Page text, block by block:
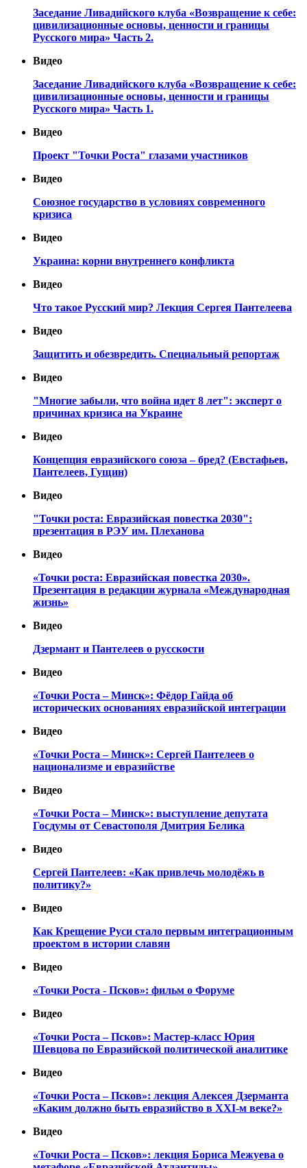
Заседание Ливадийского клуба «Возвращение к себе:
цивилизационные основы, ценности и границы
Русского мира» Часть 2.
Видео
Заседание Ливадийского клуба «Возвращение к себе:
цивилизационные основы, ценности и границы
Русского мира» Часть 1.
Видео
Проект "Точки Роста" глазами участников
Видео
Союзное государство в условиях современного
кризиса
Видео
Украина: корни внутреннего конфликта
Видео
Что такое Русский мир? Лекция Сергея Пантелеева
Видео
Защитить и обезвредить. Специальный репортаж
Видео
"Многие забыли, что война идет 8 лет": эксперт о
причинах кризиса на Украине
Видео
Концепция евразийского союза – бред? (Евстафьев,
Пантелеев, Гущин)
Видео
"Точки роста: Евразийская повестка 2030":
презентация в РЭУ им. Плеханова
Видео
«Точки роста: Евразийская повестка 2030».
Презентация в редакции журнала «Международная
жизнь»
Видео
Дзермант и Пантелеев о русскости
Видео
«Точки Роста – Минск»: Фёдор Гайда об
исторических основаниях евразийской интеграции
Видео
«Точки Роста – Минск»: Сергей Пантелеев о
национализме и евразийстве
Видео
«Точки Роста – Минск»: выступление депутата
Госдумы от Севастополя Дмитрия Белика
Видео
Сергей Пантелеев: «Как привлечь молодёжь в
политику?»
Видео
Как Крещение Руси стало первым интеграционным
проектом в истории славян
Видео
«Точки Роста - Псков»: фильм о Форуме
Видео
«Точки Роста – Псков»: Мастер-класс Юрия
Шевцова по Евразийской политической аналитике
Видео
«Точки Роста – Псков»: лекция Алексея Дзерманта
«Каким должно быть евразийство в XXI-м веке?»
Видео
«Точки Роста – Псков»: лекция Бориса Межуева о